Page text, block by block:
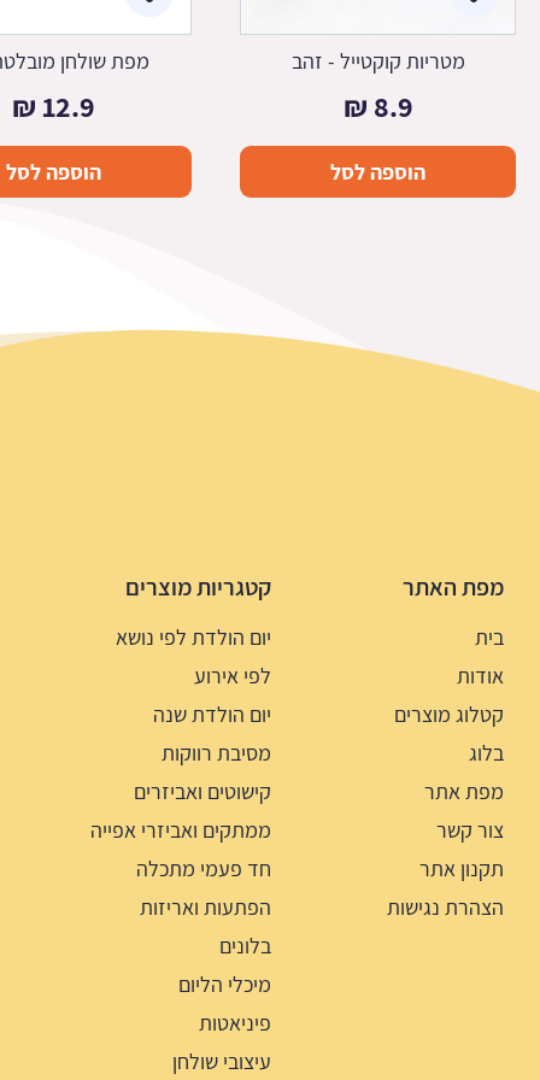
מטריות קוקטייל - זהב
8.9
₪
הוספה לסל
מפת שולחן
12.9
₪
הוספה לסל
מפת האתר
בית
אודות
קטלוג מוצרים
בלוג
מפת אתר
צור קשר
תקנון אתר
הצהרת נגישות
קטגריות מוצרים
יום הולדת לפי נושא
לפי אירוע
יום הולדת שנה
מסיבת רווקות
קישוטים ואביזרים
ממתקים ואביזרי אפייה
חד פעמי מתכלה
הפתעות ואריזות
בלונים
מיכלי הליום
פיניאטות
עיצובי שולחן